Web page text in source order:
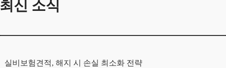
최신 소식
실비보험견적, 해지 시 손실 최소화 전략